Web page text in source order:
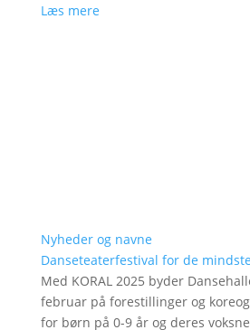
Læs mere
Nyheder og navne
Danseteaterfestival for de mindste
Med KORAL 2025 byder
februar på forestillinger og
for børn på 0-9 år og deres voksne